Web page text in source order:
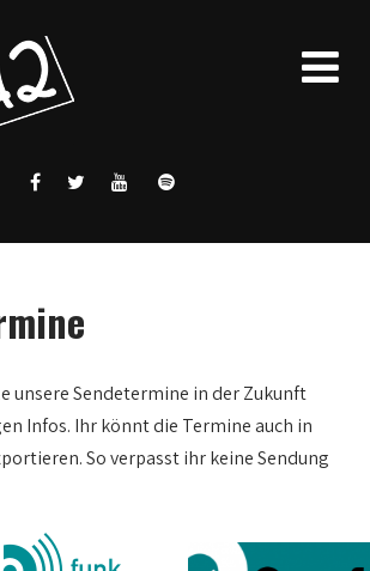
unsere Sendetermine in der Zukunft
Infos. Ihr könnt die Termine auch in
So verpasst ihr keine Sendung